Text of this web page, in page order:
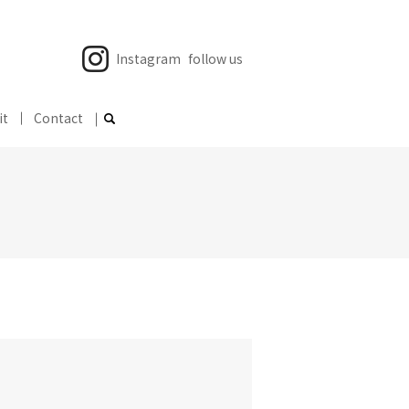
Contact
Instagram follow us